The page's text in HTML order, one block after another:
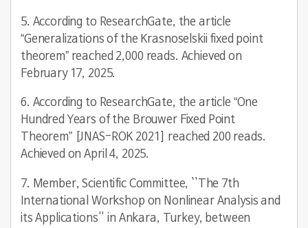
5. According to ResearchGate, the article
“Generalizations of the Krasnoselskii fixed point
theorem” reached 2,000 reads. Achieved on
February 17, 2025.
6. According to ResearchGate, the article “One
Hundred Years of the Brouwer Fixed Point
Theorem” [JNAS-ROK 2021] reached 200 reads.
Achieved on April 4, 2025.
7. Member, Scientific Committee, ``The 7th
International Workshop on Nonlinear Analysis and
its Applications'' in Ankara, Turkey, between